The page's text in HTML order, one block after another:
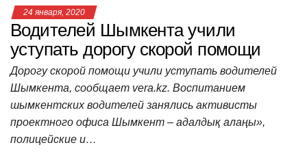
24 января, 2020
Водителей Шымкента учили
уступать дорогу скорой помощи
Дорогу скорой помощи учили уступать водителей
Шымкента, сообщает vera.kz. Воспитанием
шымкентских водителей занялись активисты
проектного офиса Шымкент – адалдық алаңы»,
полицейские и…